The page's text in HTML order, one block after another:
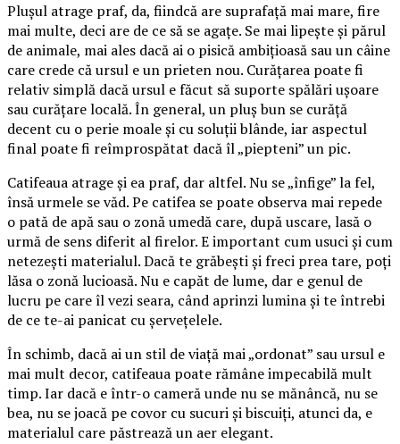
Plușul atrage praf, da, fiindcă are suprafață mai mare, fire
mai multe, deci are de ce să se agațe. Se mai lipește și părul
de animale, mai ales dacă ai o pisică ambițioasă sau un câine
care crede că ursul e un prieten nou. Curățarea poate fi
relativ simplă dacă ursul e făcut să suporte spălări ușoare
sau curățare locală. În general, un pluș bun se curăță
decent cu o perie moale și cu soluții blânde, iar aspectul
final poate fi reîmprospătat dacă îl „piepteni” un pic.
Catifeaua atrage și ea praf, dar altfel. Nu se „înfige” la fel,
însă urmele se văd. Pe catifea se poate observa mai repede
o pată de apă sau o zonă umedă care, după uscare, lasă o
urmă de sens diferit al firelor. E important cum usuci și cum
netezești materialul. Dacă te grăbești și freci prea tare, poți
lăsa o zonă lucioasă. Nu e capăt de lume, dar e genul de
lucru pe care îl vezi seara, când aprinzi lumina și te întrebi
de ce te-ai panicat cu șervețelele.
În schimb, dacă ai un stil de viață mai „ordonat” sau ursul e
mai mult decor, catifeaua poate rămâne impecabilă mult
timp. Iar dacă e într-o cameră unde nu se mănâncă, nu se
bea, nu se joacă pe covor cu sucuri și biscuiți, atunci da, e
materialul care păstrează un aer elegant.